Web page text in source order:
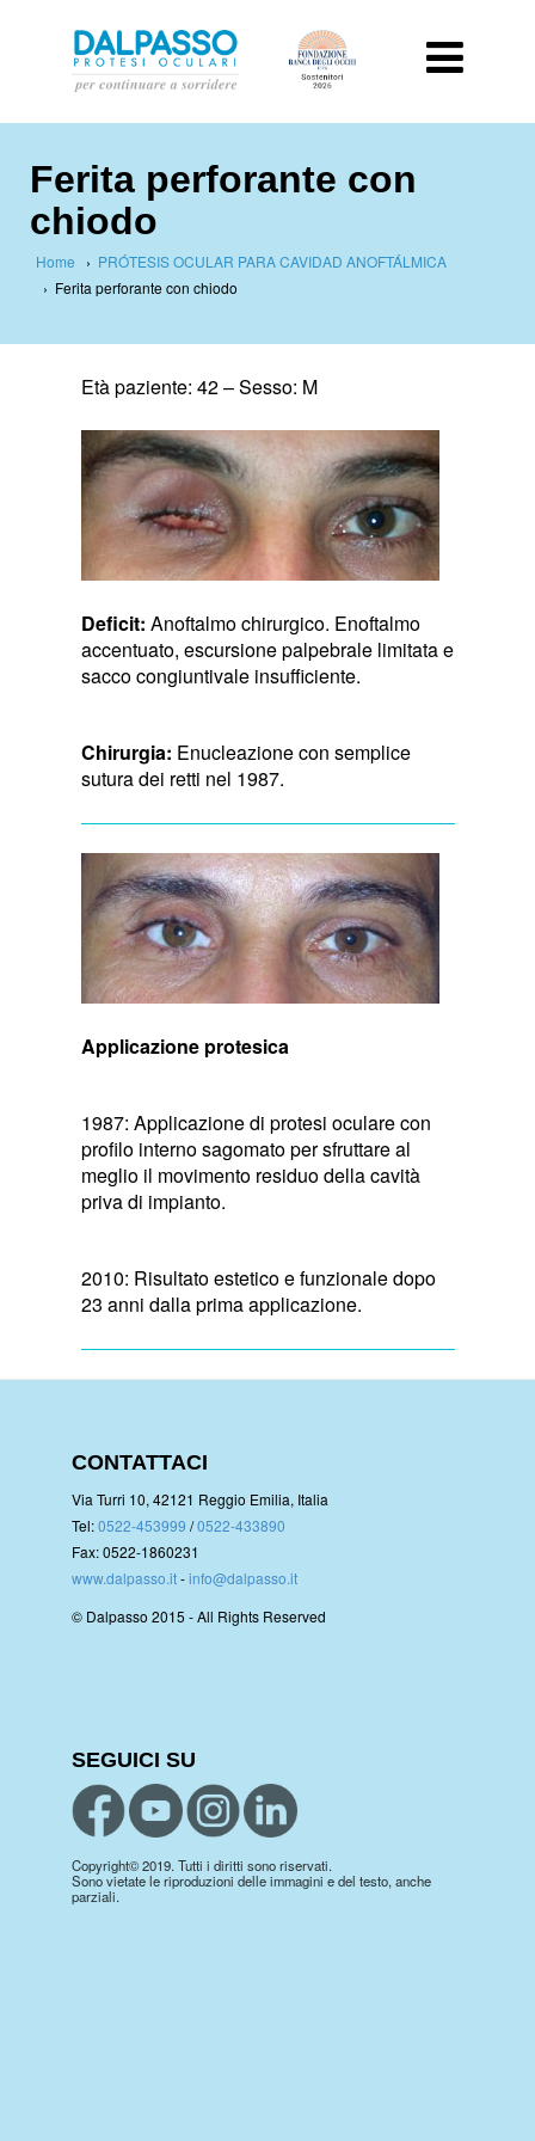
Ferita perforante con
chiodo
Home › PRÓTESIS OCULAR PARA CAVIDAD ANOFTÁLMICA
› Ferita perforante con chiodo
Età paziente: 42 –Sesso: M
Deficit: Anoftalmo chirurgico. Enoftalmo
accentuato, escursione palpebrale limitata e
sacco congiuntivale insufficiente.
Chirurgia: Enucleazione con semplice
sutura dei retti nel 1987.
Applicazione protesica
1987: Applicazione di protesi oculare con
profilo interno sagomato per sfruttare al
meglio il movimento residuo della cavità
priva di impianto.
2010: Risultato estetico e funzionale dopo
23 anni dalla prima applicazione.
CONTATTACI
Via Turri 10, 42121 Reggio Emilia, Italia
Tel:0522-453999 /0522-433890
Fax: 0522-1860231
www.dalpasso.it-info@dalpasso.it
© Dalpasso 2015 - All Rights Reserved
SEGUICI SU
Copyright© 2019. Tutti i diritti sono riservati.
Sono vietate le riproduzioni delle immagini e del testo, anche
parziali.